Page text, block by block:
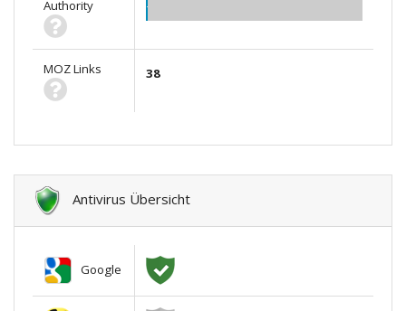
Authority
1.00
MOZ Links 38
Antivirus Übersicht
Google